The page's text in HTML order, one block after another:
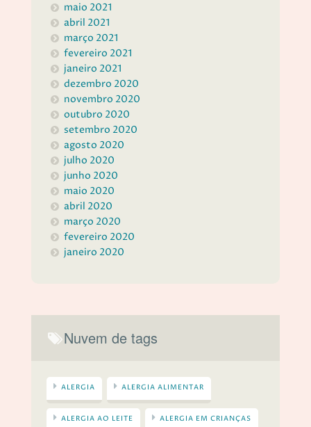
maio 2021
abril 2021
março 2021
fevereiro 2021
janeiro 2021
dezembro 2020
novembro 2020
outubro 2020
setembro 2020
agosto 2020
julho 2020
junho 2020
maio 2020
abril 2020
março 2020
fevereiro 2020
janeiro 2020
Nuvem de tags
ALERGIA ALERGIA ALIMENTAR
ALERGIA AO LEITE ALERGIA EM CRIANÇAS